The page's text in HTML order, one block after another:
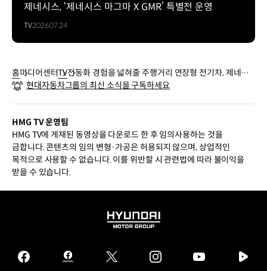
제네시스, ‘제네시스 마그마 X GMR’ 특별전 운영
TV2026.07.24
홈미디어센터TV전동화 경험을 넓혀줄 주행거리 연장형 전기차, 제네시
스 EREV
현대자동차그룹의 최신 소식을 구독하세요
HMG TV 운영팀
HMG TV에 게재된 동영상을 다운로드 한 후 임의사용하는 것을
금합니다. 콘텐츠의 임의 변형·가공은 허용되지 않으며, 상업적인
목적으로 사용할 수 없습니다. 이를 위반할 시 관련법에 따라 불이익을
받을 수 있습니다.
HYUNDAI
GROUP
facebook
hmg
twitter instagram